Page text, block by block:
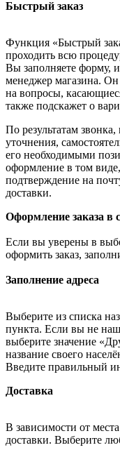
Быстрый заказ
Функция «Быстрый
проходить всю
Вы заполняете форму,
менеджер магазина. Он
на вопросы,
также подскажет о
По результатам
уточнения,
его необходимыми
оформление в том
подтверждение на
доставки.
Оформление заказа в
Если вы уверены в
оформить заказ,
Заполнение адреса
Выберите из списка
пункта. Если вы не
выберите значение
название своего
Введите правильный
Доставка
В зависимости от
доставки. Выберите